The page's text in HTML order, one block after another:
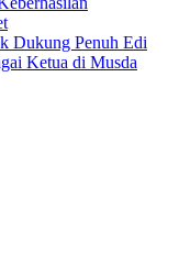
Dukung Penuh Edi
Ketua di Musda